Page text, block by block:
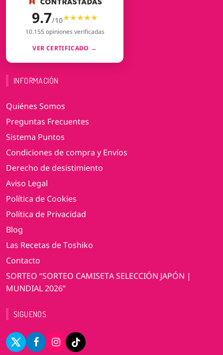
9.7/10★★★★★
★★★★★
10.155 opiniones verificadas
VER CERTIFICADO →
INFORMACIÓN
Quiénes Somos
Preguntas Frecuentes
Sistema Puntos
Condiciones de compra y Envíos
Derecho de desistimiento
Aviso Legal
Política de Cookies
Política de Privacidad
Blog
Las Recetas de Toshiko
Contacto
SORTEO “SORTEO CAMISETA SELECCIÓN JAPÓN |
MUNDIAL 2026”
SIGUENOS